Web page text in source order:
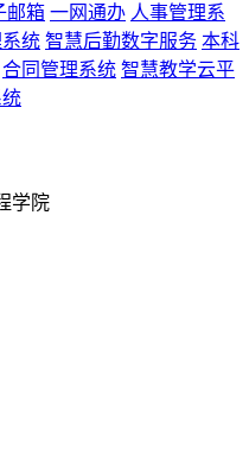
邮箱 一网通办 人事管理系
统 智慧后勤数字服务 本科
合同管理系统 智慧教学云平
学院